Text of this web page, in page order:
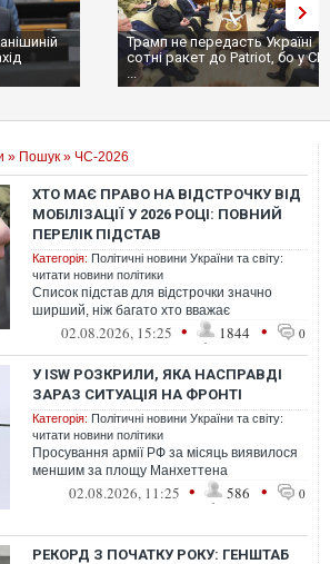
Трамп не передасть Україні
сотні ракет до Patriot, бо у
...
» Пошук » ЧС-2026
ХТО МАЄ ПРАВО НА ВІДСТРОЧКУ ВІД
МОБІЛІЗАЦІЇ У 2026 РОЦІ: ПОВНИЙ
ПЕРЕЛІК ПІДСТАВ
Категорія: Політичні новини України та світу:
читати новини політики
Список підстав для відстрочки значно
ширший, ніж багато хто вважає
02.08.2026, 15:25 • 1844 • 0
У ISW РОЗКРИЛИ, ЯКА НАСПРАВДІ
ЗАРАЗ СИТУАЦІЯ НА ФРОНТІ
Категорія: Політичні новини України та світу:
читати новини політики
Просування армії РФ за місяць виявилося
меншим за площу Манхеттена
02.08.2026, 11:25 • 586 • 0
РЕКОРД З ПОЧАТКУ РОКУ: ГЕНШТАБ